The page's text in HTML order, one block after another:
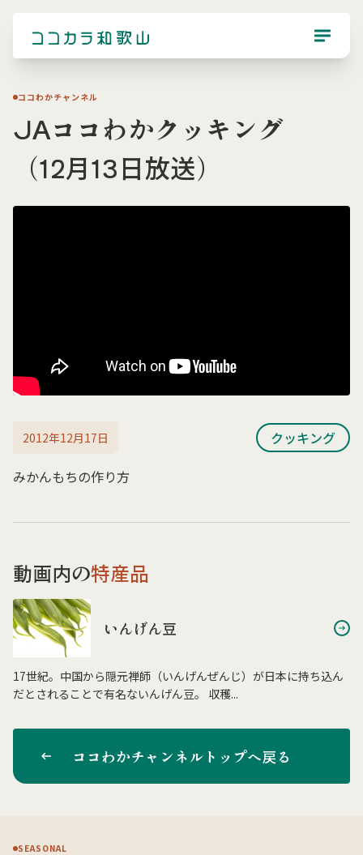
ココわかチャンネル
JAココわかクッキング
（12月13日放送）
2012年12月17日
クッキング
みかんもちの作り方
動画内の特産品
いんげん豆
17世紀。中国から隠元禅師（いんげんぜんじ）が日本に持ち込ん
だとされることで有名ないんげん豆。 収穫...
ココわかチャンネルトップへ戻る
SEASONAL